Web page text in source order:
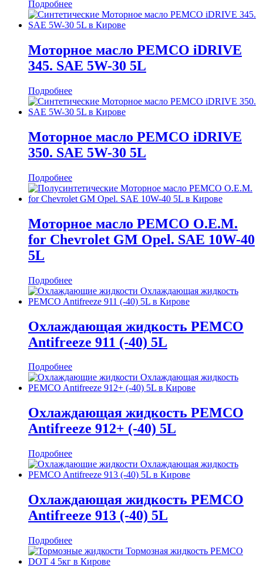
Подробнее
Моторное масло PEMCO iDRIVE
345. SAE 5W-30 5L
Подробнее
Моторное масло PEMCO iDRIVE
350. SAE 5W-30 5L
Подробнее
Моторное масло PEMCO O.E.M.
for Chevrolet GM Opel. SAE 10W-40
5L
Подробнее
Охлаждающая жидкость PEMCO
Antifreeze 911 (-40) 5L
Подробнее
Охлаждающая жидкость PEMCO
Antifreeze 912+ (-40) 5L
Подробнее
Охлаждающая жидкость PEMCO
Antifreeze 913 (-40) 5L
Подробнее